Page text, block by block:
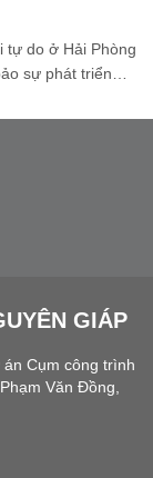
tự do ở Hải Phòng
sự phát triển
hình thành các
GIÁP
Cụm công trình
Văn Đồng,